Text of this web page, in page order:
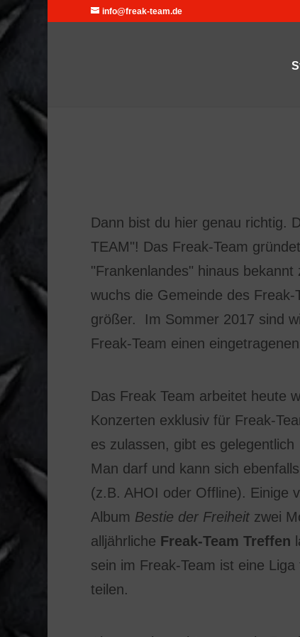
info@freak-team.de
Dann bist du hier genau richtig.
TEAM"! Das Freak-Team
"Frankenlandes" hinaus
wuchs die Gemeinde des
größer. Im Sommer 2017 sind
Freak-Team einen
Das Freak Team arbeitet heute
Konzerten exklusiv für Freak-
es zulassen, gibt es
Man darf und kann sich
(z.B. AHOI oder Offline). Einige
Album Bestie der Freiheit zwei
alljährliche Freak-Team Treffen
sein im Freak-Team ist eine
teilen.